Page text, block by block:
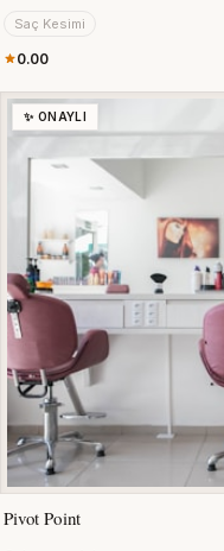
Saç Kesimi
0.00
✨ ONAYLI
Pivot Point